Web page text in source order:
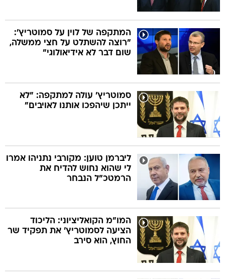
המתקפה של לוין על סמוטריץ':
"רוצה להשתלט על חצי ממשלה,
שום דבר לא אידיאולוגי"
סמוטריץ' עולה למתקפה: "לא
ייתכן שיהפכו אותנו לאויבים"
ליברמן טוען: מקורבי נתניהו אמרו
לי שהוא נחוש להדיח את
הרמטכ"ל הנבחר
המו"מ הקואליציוני: הליכוד
הציעה לסמוטריץ' את תפקיד שר
החוץ, הוא סירב